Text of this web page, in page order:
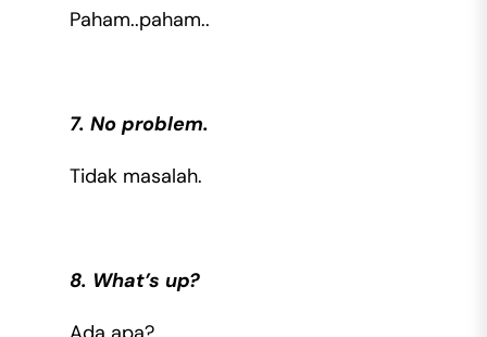
Paham..paham..
7. No problem.
Tidak masalah.
8. What’s up?